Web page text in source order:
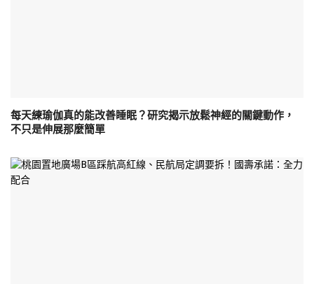
每天練瑜伽真的能改善睡眠？研究揭示放鬆神經的關鍵動作，
不只是伸展那麼簡單